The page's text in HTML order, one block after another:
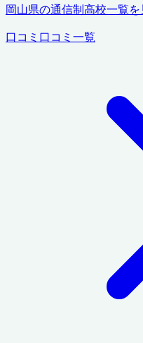
岡山県の通信制高校一覧を
口コミ 口コミ一覧